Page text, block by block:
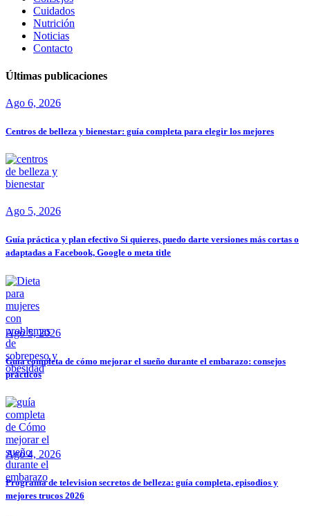
Cuidados
Nutrición
Noticias
Contacto
Últimas publicaciones
Ago 6, 2026
Centros de belleza y bienestar: guía completa para elegir los mejores
Ago 5, 2026
Guía práctica y plan efectivo Si quieres, puedo darte versiones más cortas o
adaptadas a Facebook, Google o meta title
Ago 5, 2026
Guía completa de cómo mejorar el sueño durante el embarazo: consejos
prácticos
Ago 4, 2026
Programa de television secretos de belleza: guía completa, episodios y
mejores trucos 2026